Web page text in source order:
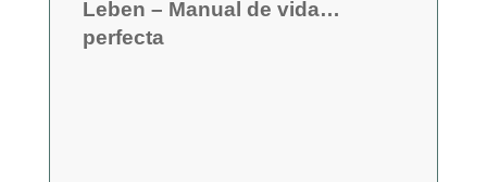
Leben – Manual de vida
perfecta